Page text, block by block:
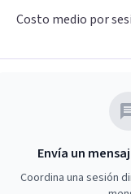
Costo medio por
Envía un
Coordina una sesión